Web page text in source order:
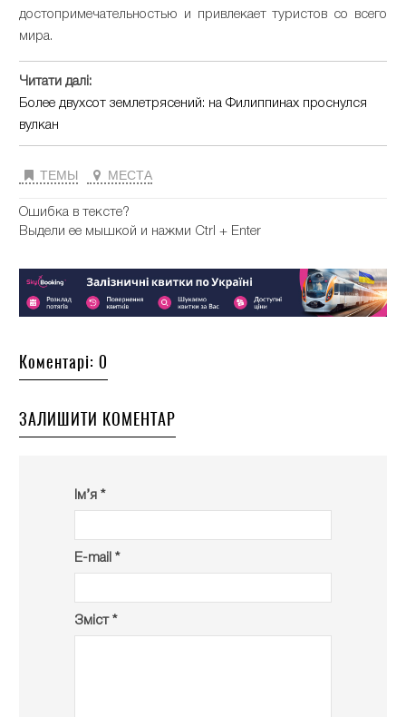
достопримечательностью и привлекает туристов со всего
мира.
Читати далі:
Более двухсот землетрясений: на Филиппинах проснулся
вулкан
ТЕМЫ МЕСТА
Ошибка в тексте?
Выдели ее мышкой и нажми Ctrl + Enter
Коментарі: 0
ЗАЛИШИТИ КОМЕНТАР
Ім’я *
E-mail *
Зміст *